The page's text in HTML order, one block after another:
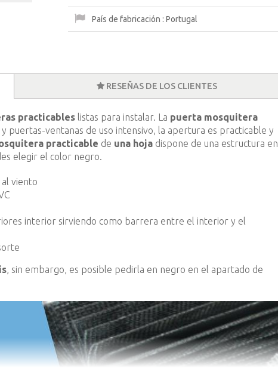
País de fabricación : Portugal
RESEÑAS DE LOS CLIENTES
practicables listas para instalar. La puerta mosquitera
puertas-ventanas de uso intensivo, la apertura es practicable y
practicable de una hoja dispone de una estructura en
elegir el color negro.
viento
interior sirviendo como barrera entre el interior y el
, sin embargo, es posible pedirla en negro en el apartado de